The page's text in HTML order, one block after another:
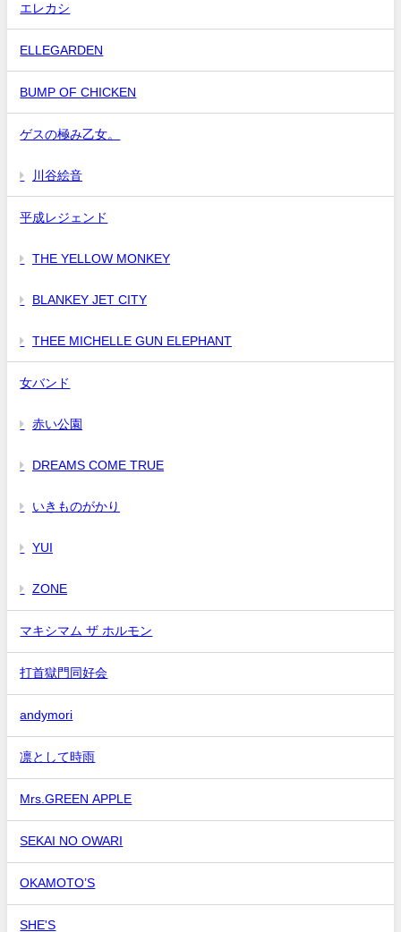
エレカシ
ELLEGARDEN
BUMP OF CHICKEN
ゲスの極み乙女。
川谷絵音
平成レジェンド
THE YELLOW MONKEY
BLANKEY JET CITY
THEE MICHELLE GUN ELEPHANT
女バンド
赤い公園
DREAMS COME TRUE
いきものがかり
YUI
ZONE
マキシマム ザ ホルモン
打首獄門同好会
andymori
凛として時雨
Mrs.GREEN APPLE
SEKAI NO OWARI
OKAMOTO’S
SHE'S